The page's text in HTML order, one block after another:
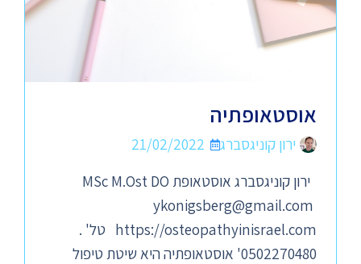
אוסטאופתיה
ירון קוניגסברג
21/02/2022
ירון קוניגסברג אוסטאופת MSc M.Ost DO
ykonigsberg@gmail.com
https://osteopathyinisrael.com טל' .
0502270480' אוסטאופתיה היא שיטת טיפול